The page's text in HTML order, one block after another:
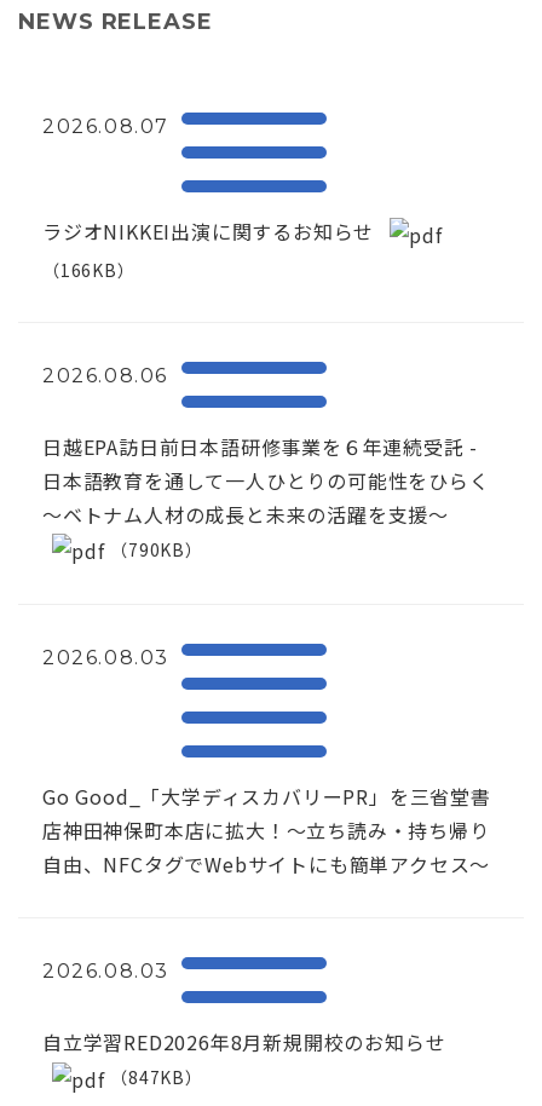
NEWS RELEASE
2026.08.07
ラジオNIKKEI出演に関するお知らせ
（166KB）
2026.08.06
日越EPA訪日前日本語研修事業を６年連続受託 -
日本語教育を通して一人ひとりの可能性をひらく
～ベトナム人材の成長と未来の活躍を支援～
（790KB）
2026.08.03
Go Good_「大学ディスカバリーPR」を三省堂書
店神田神保町本店に拡大！〜立ち読み・持ち帰り
自由、NFCタグでWebサイトにも簡単アクセス～
2026.08.03
自立学習RED2026年8月新規開校のお知らせ
（847KB）